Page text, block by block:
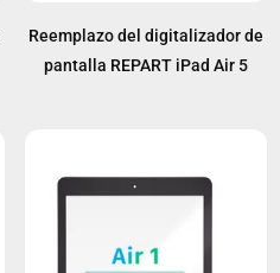
Reemplazo del digitalizador de
pantalla REPART iPad Air 5